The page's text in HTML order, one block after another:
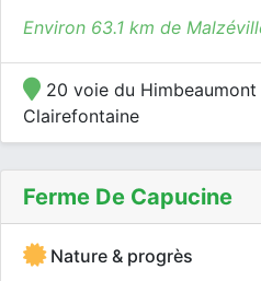
Environ 63.1 km de
20 voie du
Clairefontaine
Ferme De Capucine
Nature & progrès